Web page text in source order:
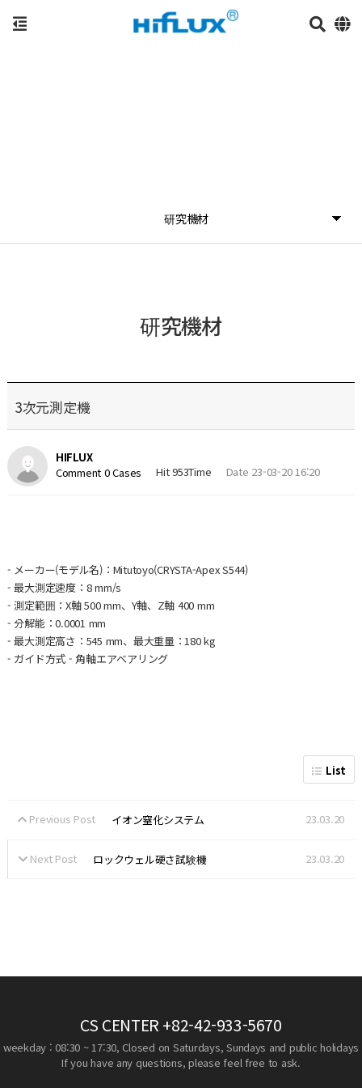
研究機材
研究機材
3次元測定機
HIFLUX
Comment 0 Cases
Hit 953Time Date 23-03-20 16:20
- メーカー(モデル名)：Mitutoyo(CRYSTA-Apex S544)
- 最大測定速度：8 mm/s
- 測定範囲：X軸 500 mm、Y軸、Z軸 400 mm
- 分解能：0.0001 mm
- 最大測定高さ：545 mm、最大重量：180 kg
- ガイド方式 - 角軸エアベアリング
List
Previous Post イオン窒化システム 23.03.20
Next Post ロックウェル硬さ試験機 23.03.20
CS CENTER +82-42-933-5670
weekday : 08:30 ~ 17:30, Closed on Saturdays, Sundays and public holidays
If you have any questions, please feel free to ask.